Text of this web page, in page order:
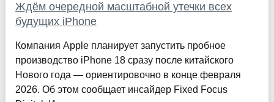
Ждём очередной масштабной утечки всех
будущих iPhone
Компания Apple планирует запустить пробное
производство iPhone 18 сразу после китайского
Нового года — ориентировочно в конце февраля
2026. Об этом сообщает инсайдер Fixed Focus